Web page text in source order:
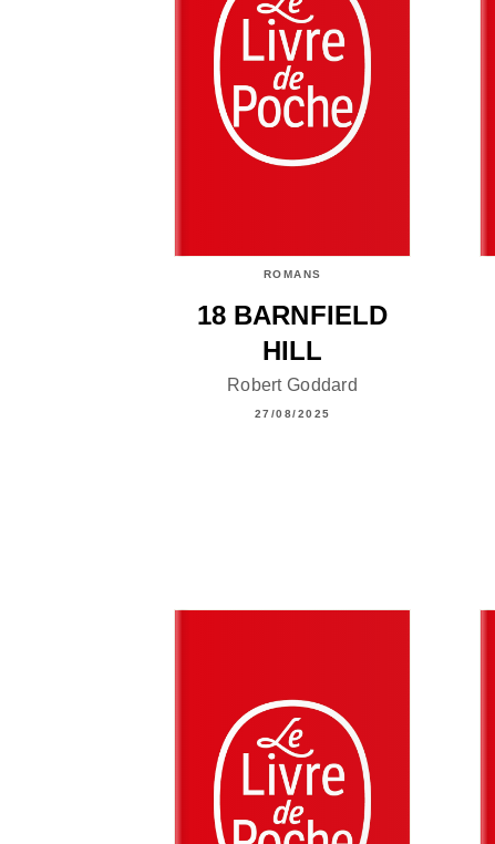
ROMANS
18 BARNFIELD
HILL
Robert Goddard
27/08/2025